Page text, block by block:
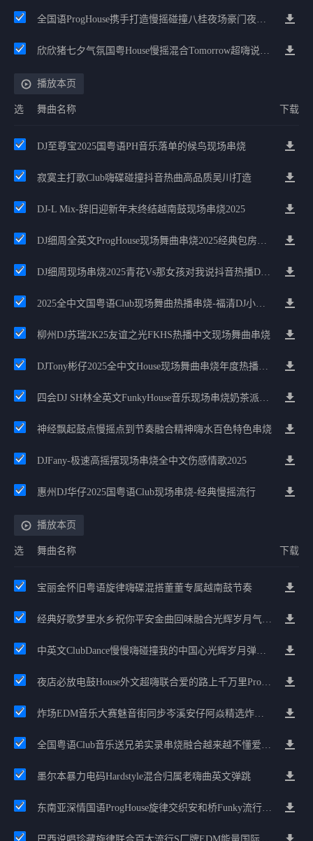
全国语ProgHouse携手打造慢摇碰撞八桂夜场豪门夜宴气氛小串
欣欣猪七夕气氛国粤House慢摇混合Tomorrow超嗨说唱英文House气氛
播放本页
选 舞曲名称 下载
DJ至尊宝2025国粤语PH音乐落单的候鸟现场串烧
寂寞主打歌Club嗨碟碰撞抖音热曲高品质吴川打造
DJ-L Mix-辞旧迎新年末终结越南鼓现场串烧2025
DJ细周全英文ProgHouse现场舞曲串烧2025经典包房私房嗨碟
DJ细周现场串烧2025青花Vs那女孩对我说抖音热播DJ现场版
2025全中文国粤语Club现场舞曲热播串烧-福清DJ小勇专属
柳州DJ苏瑞2K25友谊之光FKHS热播中文现场舞曲串烧
DJTony彬仔2025全中文House现场舞曲串烧年度热播嗨碟
四会DJ SH林全英文FunkyHouse音乐现场串烧奶茶派对必备
神经飘起鼓点慢摇点到节奏融合精神嗨水百色特色串烧
DJFany-极速高摇摆现场串烧全中文伤感情歌2025
惠州DJ华仔2025国粤语Club现场串烧-经典慢摇流行
播放本页
选 舞曲名称 下载
宝丽金怀旧粤语旋律嗨碟混搭董董专属越南鼓节奏
经典好歌梦里水乡祝你平安金曲回味融合光辉岁月气氛中文兄弟串烧
中英文ClubDance慢慢嗨碰撞我的中国心光辉岁月弹鼓车载
夜店必放电鼓House外文超嗨联合爱的路上千万里Prog包房漫步上头
炸场EDM音乐大赛魅音街同步岑溪安仔阿焱精选炸场歌路串烧
全国粤语Club音乐送兄弟实录串烧融合越来越不懂爱的哲学遗憾专辑
墨尔本暴力电码Hardstyle混合归属老嗨曲英文弹跳
东南亚深情国语ProgHouse旋律交织安和桥Funky流行情怀串烧